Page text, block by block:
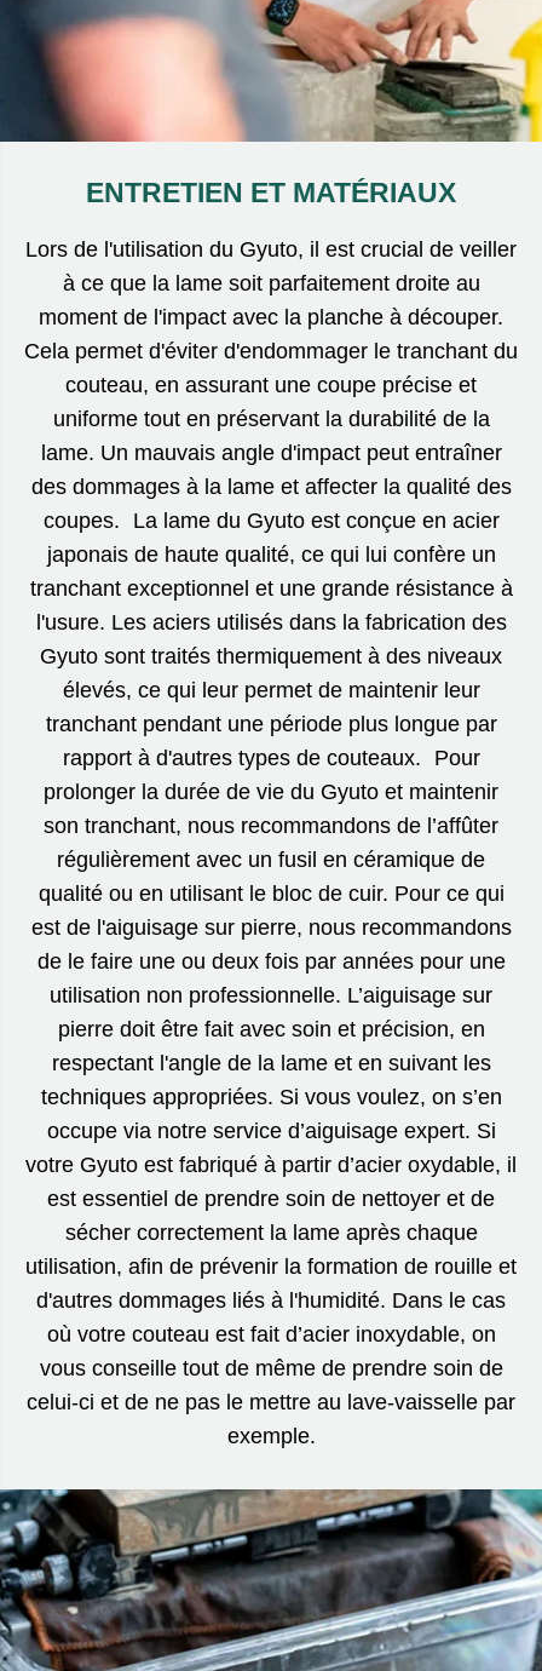
ENTRETIEN ET MATÉRIAUX
Lors de l'utilisation du Gyuto, il est crucial de veiller
à ce que la lame soit parfaitement droite au
moment de l'impact avec la planche à découper.
Cela permet d'éviter d'endommager le tranchant du
couteau, en assurant une coupe précise et
uniforme tout en préservant la durabilité de la
lame. Un mauvais angle d'impact peut entraîner
des dommages à la lame et affecter la qualité des
coupes. La lame du Gyuto est conçue en acier
japonais de haute qualité, ce qui lui confère un
tranchant exceptionnel et une grande résistance à
l'usure. Les aciers utilisés dans la fabrication des
Gyuto sont traités thermiquement à des niveaux
élevés, ce qui leur permet de maintenir leur
tranchant pendant une période plus longue par
rapport à d'autres types de couteaux. Pour
prolonger la durée de vie du Gyuto et maintenir
son tranchant, nous recommandons de l’affûter
régulièrement avec un fusil en céramique de
qualité ou en utilisant le bloc de cuir. Pour ce qui
est de l'aiguisage sur pierre, nous recommandons
de le faire une ou deux fois par années pour une
utilisation non professionnelle. L’aiguisage sur
pierre doit être fait avec soin et précision, en
respectant l'angle de la lame et en suivant les
techniques appropriées. Si vous voulez, on s’en
occupe via notre service d’aiguisage expert. Si
votre Gyuto est fabriqué à partir d’acier oxydable, il
est essentiel de prendre soin de nettoyer et de
sécher correctement la lame après chaque
utilisation, afin de prévenir la formation de rouille et
d'autres dommages liés à l'humidité. Dans le cas
où votre couteau est fait d’acier inoxydable, on
vous conseille tout de même de prendre soin de
celui-ci et de ne pas le mettre au lave-vaisselle par
exemple.